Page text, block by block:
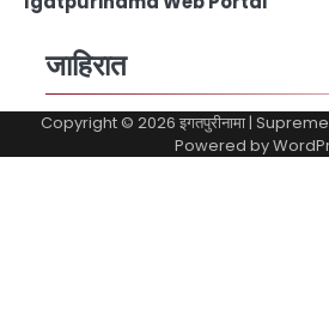
जाहिरात
Copyright © 2026 इगतपुरीनामा|
Powered by